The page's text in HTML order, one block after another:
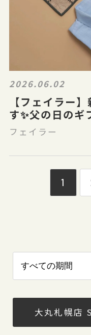
2026.06.02
【フェイラー
す✨父の日のギ
フェイラー
1
大丸札幌店